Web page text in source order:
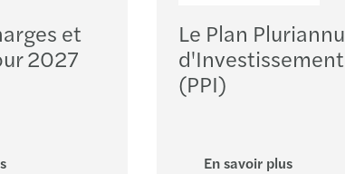
et
2027
Le Plan
d'Investissement
(PPI)
En savoir plus